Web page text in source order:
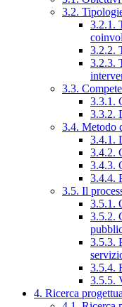
3.2.
3.2.1.
3.2.2.
3.2.3.
3.3.
3.3.1.
3.3.2.
3.4. Metodo
3.4.1.
3.4.2.
3.4.3.
3.4.4.
3.5. Il
3.5.1.
3.5.2.
3.5.3.
3.5.4.
3.5.5.
4. Ricerca